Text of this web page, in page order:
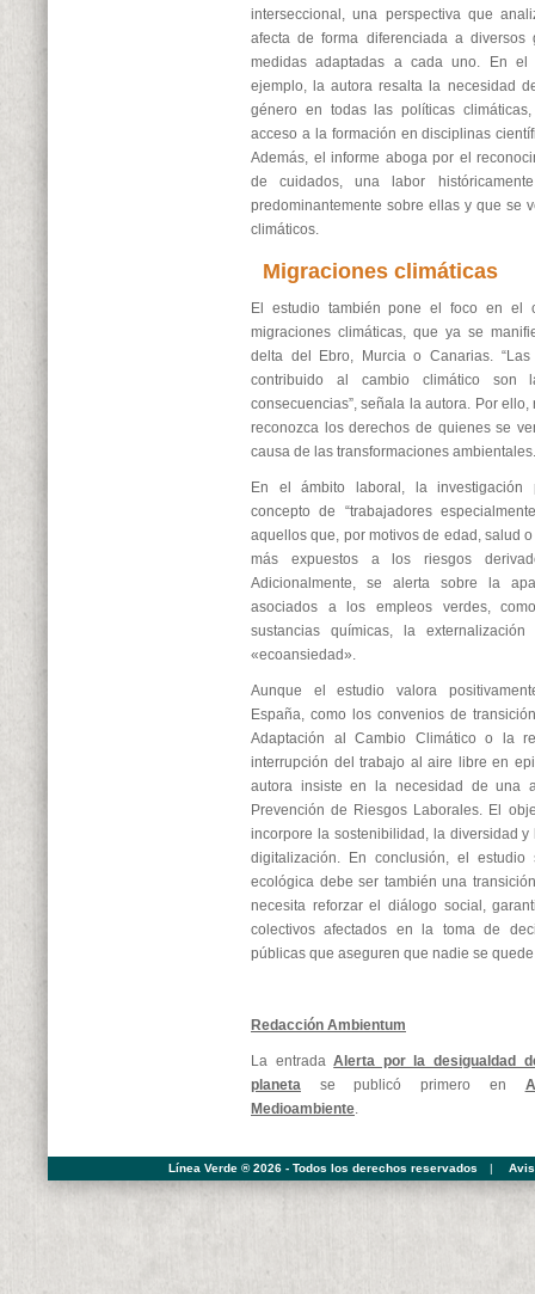
interseccional, una perspectiva que
afecta de forma diferenciada a diversos
medidas adaptadas a cada uno. En
ejemplo, la autora resalta la necesidad
género en todas las políticas
acceso a la formación en disciplinas
Además, el informe aboga por el
de cuidados, una labor
predominantemente sobre ellas y que se
climáticos.
Migraciones climáticas
El estudio también pone el foco en el
migraciones climáticas, que ya se
delta del Ebro, Murcia o Canarias.
contribuido al cambio climático son
consecuencias”, señala la autora. Por
reconozca los derechos de quienes se
causa de las transformaciones ambientales.
En el ámbito laboral, la investigación
concepto de “trabajadores
aquellos que, por motivos de edad, salud
más expuestos a los riesgos
Adicionalmente, se alerta sobre la
asociados a los empleos verdes,
sustancias químicas, la
«ecoansiedad».
Aunque el estudio valora
España, como los convenios de
Adaptación al Cambio Climático o la
interrupción del trabajo al aire libre en
autora insiste en la necesidad de una
Prevención de Riesgos Laborales. El
incorpore la sostenibilidad, la diversidad
digitalización. En conclusión, el estudio
ecológica debe ser también una
necesita reforzar el diálogo social,
colectivos afectados en la toma de
públicas que aseguren que nadie se
Redacción Ambientum
La entradaAlerta por la desigualdad
planeta se publicó primero en
Medioambiente.
Línea Verde ® 2026 - Todos los derechos reservados |